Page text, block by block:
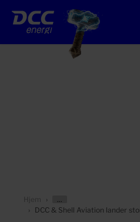
Gå
indhold
Hjem
forældersider
DCC & Shell Aviation lander